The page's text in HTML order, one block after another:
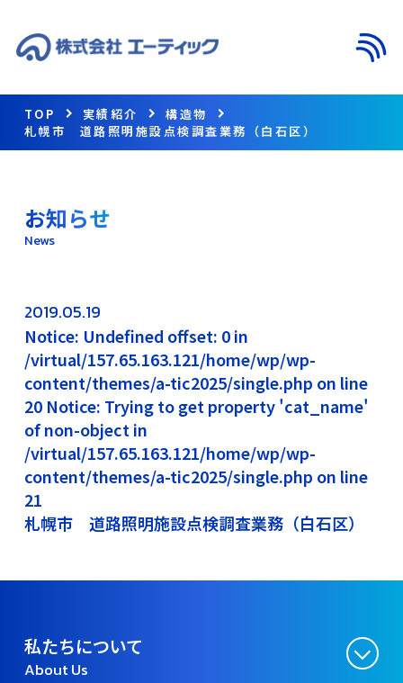
TOP 実績紹介
構造物
札幌市 道路照明施設点検調査業務（白石区）
お知らせ
News
2019.05.19
Notice: Undefined offset: 0 in
/virtual/157.65.163.121/home/wp/wp-
content/themes/a-tic2025/single.php on line
20 Notice: Trying to get property 'cat_name'
of non-object in
/virtual/157.65.163.121/home/wp/wp-
content/themes/a-tic2025/single.php on line
21
札幌市 道路照明施設点検調査業務（白石区）
私たちについて
About Us